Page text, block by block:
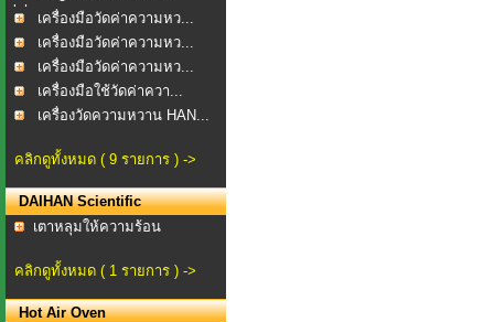
alpha...เครื่องมือวัดค่าความหว...
เครื่องมือวัดค่าความหว...
เครื่องมือวัดค่าความหว...
เครื่องมือใช้วัดค่าควา...
เครื่องวัดความหวาน HAN...
คลิกดูทั้งหมด ( 9 รายการ ) ->
DAIHAN Scientific
​เตาหลุมให้ความร้อน
คลิกดูทั้งหมด ( 1 รายการ ) ->
Hot Air Oven